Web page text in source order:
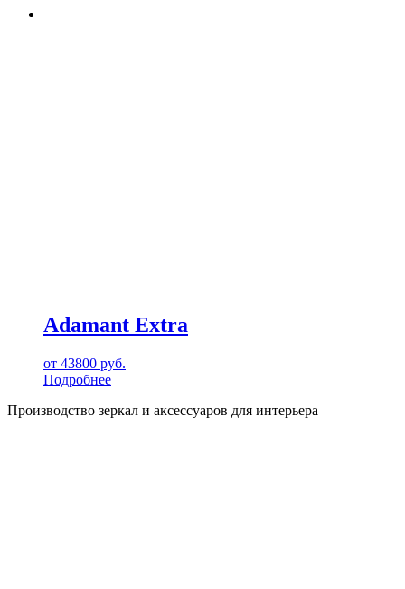
Adamant Extra
от 43800 руб.
Подробнее
Производство зеркал и аксессуаров для интерьера